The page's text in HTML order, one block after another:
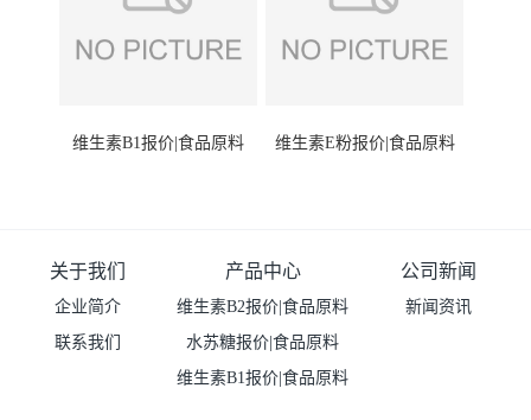
维生素B1报价|食品原料 维生素E粉报价|食品原料
关于我们
企业简介
联系我们
产品中心
维生素B2报价|食品原料
水苏糖报价|食品原料
维生素B1报价|食品原料
公司新闻
新闻资讯